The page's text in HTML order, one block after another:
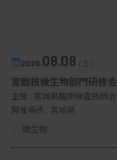
2026. 08.08（土）
宮臨技微生物部門研修会
主催 : 宮城県臨床検査技師会
開催場所 : 宮城県
微生物